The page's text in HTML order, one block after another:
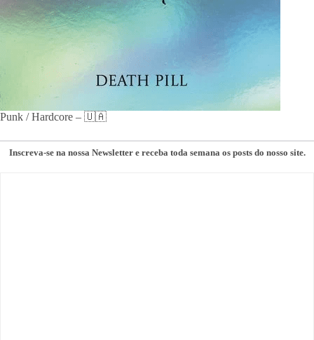
Punk / Hardcore – 🇺🇦
Inscreva-se na nossa Newsletter e receba toda semana os posts do nosso site.